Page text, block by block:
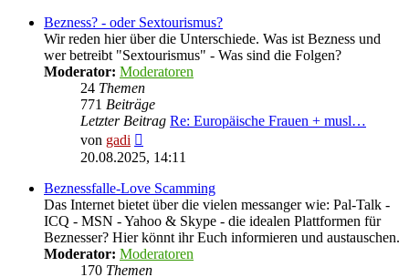
Bezness? - oder Sextourismus?
Wir reden hier über die Unterschiede. Was ist Bezness und
wer betreibt "Sextourismus" - Was sind die Folgen?
Moderator: Moderatoren
24 Themen
771 Beiträge
Letzter Beitrag Re: Europäische Frauen + musl…
von gadi
Beitrag
20.08.2025, 14:11
Beznessfalle-Love Scamming
Das Internet bietet über die vielen messanger wie: Pal-Talk -
ICQ - MSN - Yahoo & Skype - die idealen Plattformen für
Beznesser? Hier könnt ihr Euch informieren und austauschen.
Moderator: Moderatoren
170 Themen